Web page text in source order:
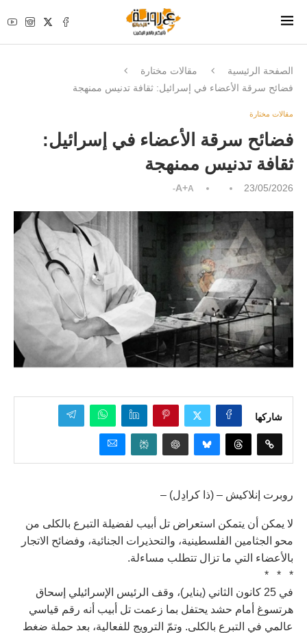
الصفحة الرئيسية
مقالات مختارة
فضائح سرقة الأعضاء في إسرائيل: ثقافة تدنيس ممنهجة
مقالات مختارة
فضائح سرقة الأعضاء في إسرائيل:
ثقافة تدنيس ممنهجة
23/05/2026
A+A-
شاركها
روبرت إنلاكيش – (ذا كرادِل) –
لا يمكن أن يتمكن استعراض تل أبيب لفضيلة التبرع بالكلى من
محو الجثامين الفلسطينية، والتحذيرات الجنائية، وفضائح الاتجار
بالأعضاء التي ما تزال تتطلب مساءلة.
* * *
في 25 كانون الثاني (يناير)، وقف الرئيس الإسرائيلي إسحاق
هرتسوغ أمام حشد يحتفل بما زعمت تل أبيب أنه رقم قياسي
عالمي في التبرع بالكلى. وتمّ الترويج للفعالية، بعد حملة ضغط